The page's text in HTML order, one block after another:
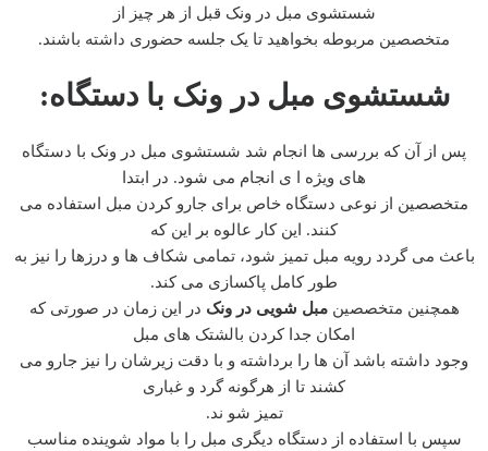
شستشوی مبل در ونک قبل از هر چیز از
متخصصین مربوطه بخواهید تا یک جلسه حضوری داشته باشند.
شستشوی مبل در ونک با دستگاه:
پس از آن که بررسی ها انجام شد شستشوی مبل در ونک با دستگاه
های ویژه ا ی انجام می شود. در ابتدا
متخصصین از نوعی دستگاه خاص برای جارو کردن مبل استفاده می
کنند. این کار عالوه بر این که
باعث می گردد رویه مبل تمیز شود، تمامی شکاف ها و درزها را نیز به
طور کامل پاکسازی می کند.
همچنین متخصصینمبل شویی در ونک در این زمان در صورتی که
امکان جدا کردن بالشتک های مبل
وجود داشته باشد آن ها را برداشته و با دقت زیرشان را نیز جارو می
کشند تا از هرگونه گرد و غباری
تمیز شو ند.
سپس با استفاده از دستگاه دیگری مبل را با مواد شوینده مناسب